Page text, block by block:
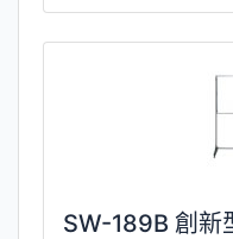
SW-189B 創新